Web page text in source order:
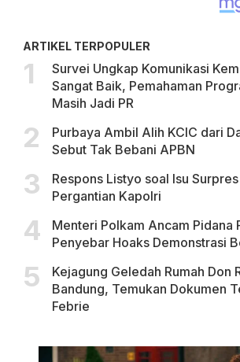
ARTIKEL TERPOPULER
Survei Ungkap Komunikasi
Sangat Baik, Pemahaman
Masih Jadi PR
Purbaya Ambil Alih KCIC dari
Sebut Tak Bebani APBN
Respons Listyo soal Isu Surpres
Pergantian Kapolri
Menteri Polkam Ancam Pidana
Penyebar Hoaks Demonstrasi
Kejagung Geledah Rumah Don
Bandung, Temukan Dokumen
Febrie